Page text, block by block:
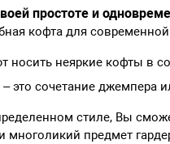
простоте и
кофта для
носить неяркие кофты в
это сочетание джемпера
стиле, Вы
многоликий предмет